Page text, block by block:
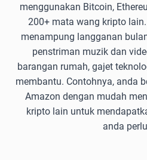
menggunakan Bitcoin,
200+ mata wang kripto
menampung langganan
penstriman muzik dan
barangan rumah, gajet
membantu. Contohnya, anda
Amazon dengan mudah
kripto lain untuk
anda